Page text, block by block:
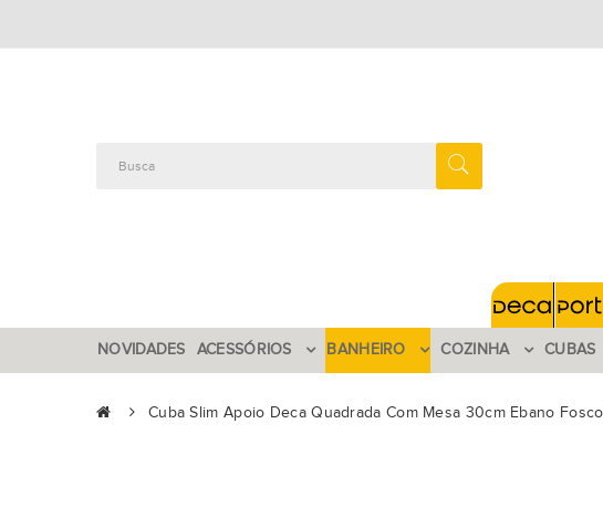
NOVIDADES ACESSÓRIOS BANHEIRO COZINHA CUBAS
Cuba Slim Apoio Deca Quadrada Com Mesa 30cm Ebano